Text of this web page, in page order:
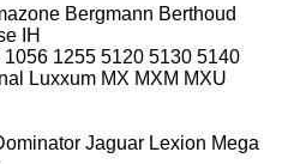
Bergmann Berthoud
IH
1056 1255 5120 5130 5140
Luxxum MX MXM MXU
Jaguar Lexion Mega